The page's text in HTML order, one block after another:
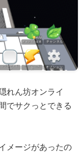
れん坊オンライ
でサクっとできる
メージがあったの